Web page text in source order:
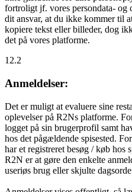
fortroligt jf. vores persondata- og
dit ansvar, at du ikke kommer til
kopiere tekst eller billeder, dog
det på vores platforme.
12.2
Anmeldelser:
Det er muligt at evaluere sine
oplevelser på R2Ns platforme.
logget på sin brugerprofil samt
hos det pågældende spisested.
har et registreret besøg / køb hos
R2N er at gøre den enkelte
useriøs brug eller skjulte